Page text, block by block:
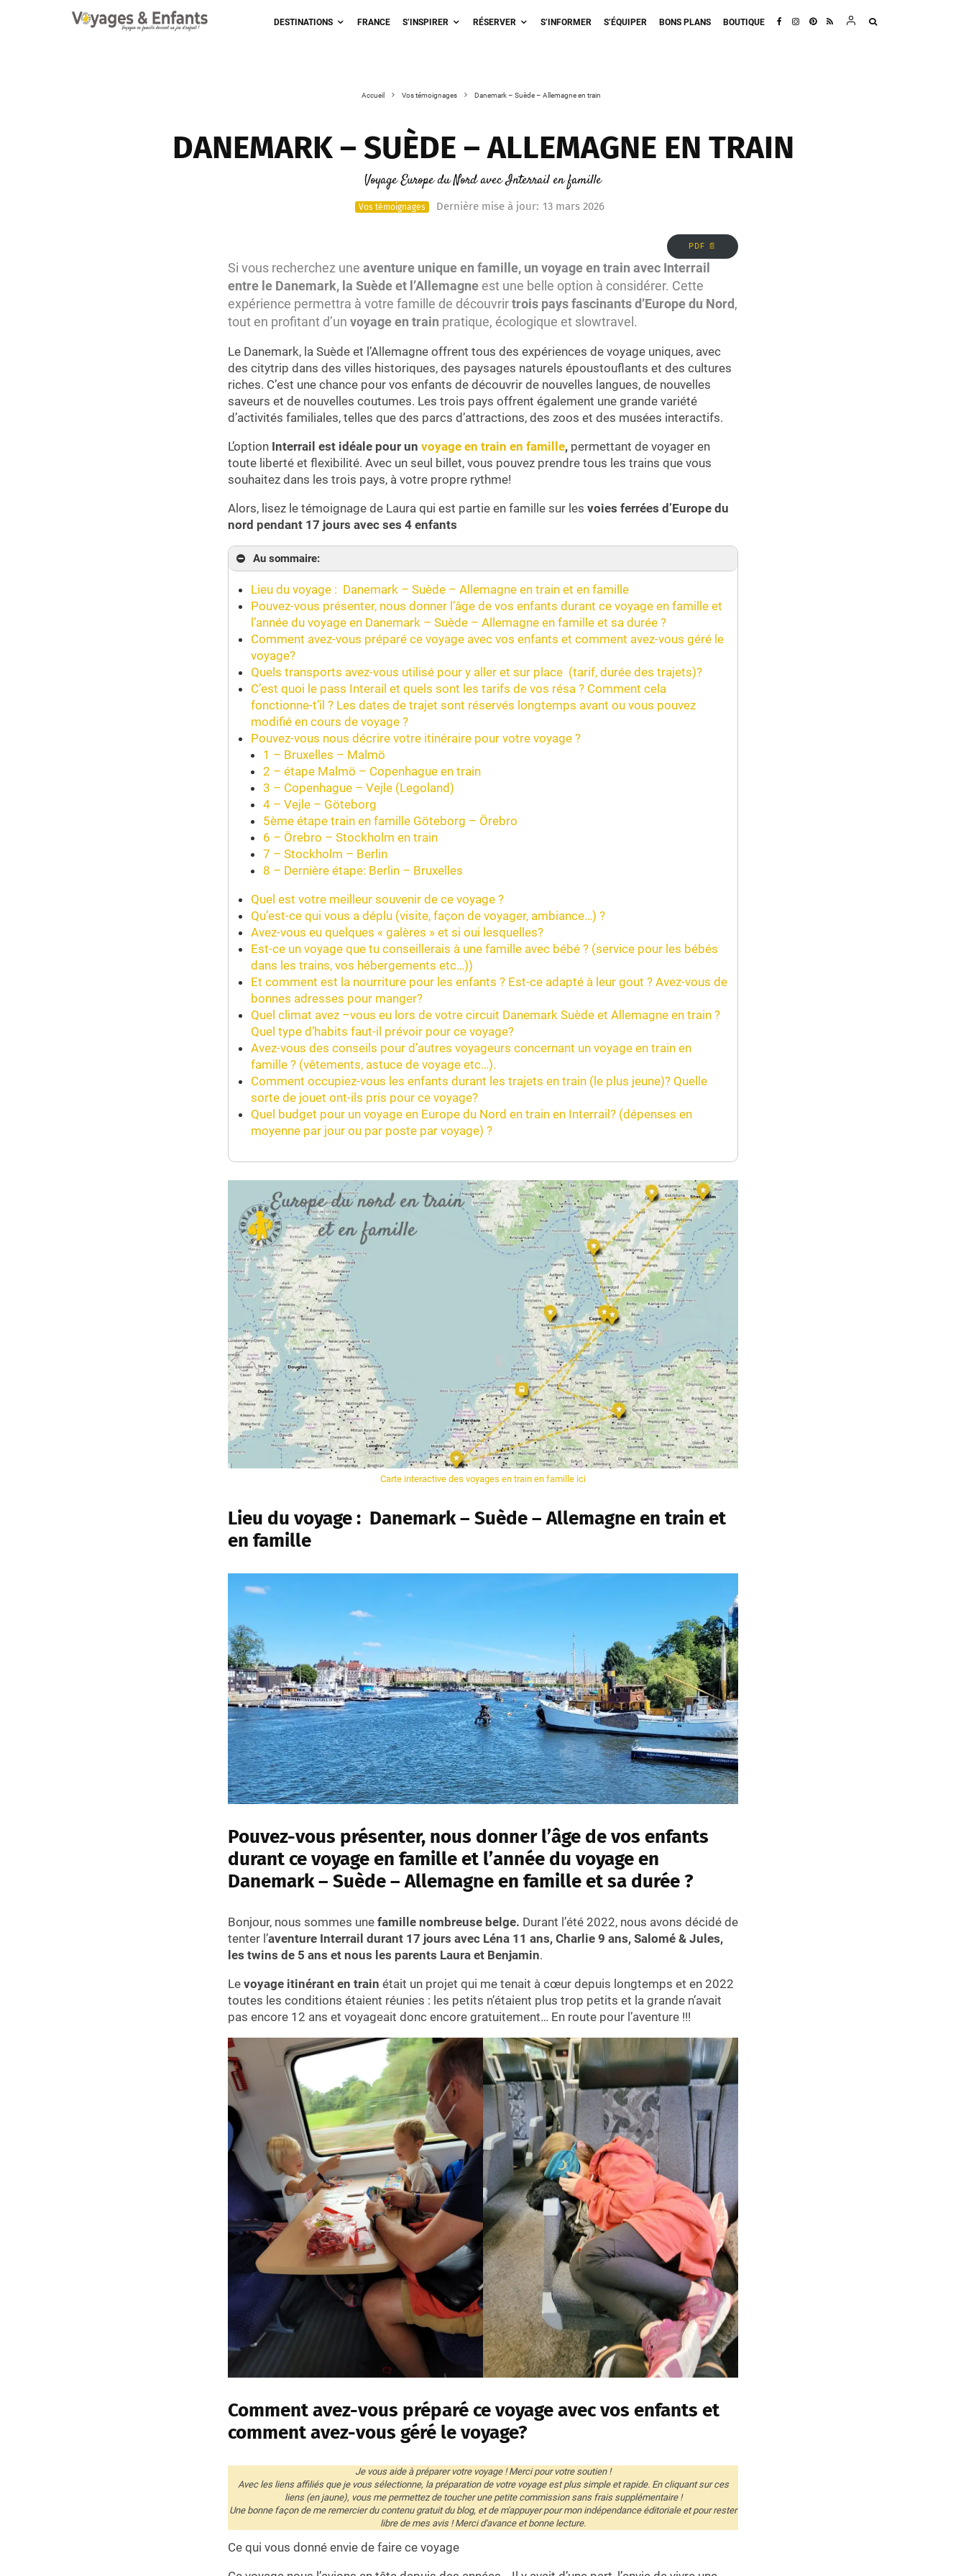
DESTINATIONS FRANCE S’INSPIRER RÉSERVER S’INFORMER S’ÉQUIPER BONS PLANS BOUTIQUE
Accueil Vos témoignages Danemark – Suède – Allemagne en train
DANEMARK – SUÈDE – ALLEMAGNE EN TRAIN
Voyage Europe du Nord avec Interrail en famille
Vos témoignages Dernière mise à jour: 13 mars 2026
PDF 📄
Si vous recherchez une aventure unique en famille, un voyage en train avec Interrail
entre le Danemark, la Suède et l’Allemagne est une belle option à considérer. Cette
expérience permettra à votre famille de découvrirtrois pays fascinants d’Europe du Nord,
tout en profitant d’un voyage en train pratique, écologique et slowtravel.
Le Danemark, la Suède et l’Allemagne offrent tous des expériences de voyage uniques, avec
des citytrip dans des villes historiques, des paysages naturels époustouflants et des cultures
riches. C’est une chance pour vos enfants de découvrir de nouvelles langues, de nouvelles
saveurs et de nouvelles coutumes. Les trois pays offrent également une grande variété
d’activités familiales, telles que des parcs d’attractions, des zoos et des musées interactifs.
L’option Interrail est idéale pour un voyage en train en famille, permettant de voyager en
toute liberté et flexibilité. Avec un seul billet, vous pouvez prendre tous les trains que vous
souhaitez dans les trois pays, à votre propre rythme!
Alors, lisez le témoignage de Laura qui est partie en famille sur les voies ferrées d’Europe du
nord pendant 17 jours avec ses 4 enfants
Au sommaire:
Lieu du voyage : Danemark – Suède – Allemagne en train et en famille
Pouvez-vous présenter, nous donner l’âge de vos enfants durant ce voyage en famille et
l’année du voyage en Danemark – Suède – Allemagne en famille et sa durée ?
Comment avez-vous préparé ce voyage avec vos enfants et comment avez-vous géré le
voyage?
Quels transports avez-vous utilisé pour y aller et sur place (tarif, durée des trajets)?
C’est quoi le pass Interail et quels sont les tarifs de vos résa ? Comment cela
fonctionne-t’il ? Les dates de trajet sont réservés longtemps avant ou vous pouvez
modifié en cours de voyage ?
Pouvez-vous nous décrire votre itinéraire pour votre voyage ?
1 – Bruxelles – Malmö
2 – étape Malmö – Copenhague en train
3 – Copenhague – Vejle (Legoland)
4 – Vejle – Göteborg
5ème étape train en famille Göteborg – Örebro
6 – Örebro – Stockholm en train
7 – Stockholm – Berlin
8 – Dernière étape: Berlin – Bruxelles
Quel est votre meilleur souvenir de ce voyage ?
Qu’est-ce qui vous a déplu (visite, façon de voyager, ambiance…) ?
Avez-vous eu quelques « galères » et si oui lesquelles?
Est-ce un voyage que tu conseillerais à une famille avec bébé ? (service pour les bébés
dans les trains, vos hébergements etc…))
Et comment est la nourriture pour les enfants ? Est-ce adapté à leur gout ? Avez-vous de
bonnes adresses pour manger?
Quel climat avez –vous eu lors de votre circuit Danemark Suède et Allemagne en train ?
Quel type d’habits faut-il prévoir pour ce voyage?
Avez-vous des conseils pour d’autres voyageurs concernant un voyage en train en
famille ? (vêtements, astuce de voyage etc…).
Comment occupiez-vous les enfants durant les trajets en train (le plus jeune)? Quelle
sorte de jouet ont-ils pris pour ce voyage?
Quel budget pour un voyage en Europe du Nord en train en Interrail? (dépenses en
moyenne par jour ou par poste par voyage) ?
Carte interactive des voyages en train en famille ici
Lieu du voyage : Danemark – Suède – Allemagneen train et
en famille
Pouvez-vous présenter, nous donner l’âge de vos enfants
durant ce voyage en famille et l’année du voyage en
Danemark – Suède – Allemagneen famille et sa durée ?
Bonjour, nous sommes une famille nombreuse belge. Durant l’été 2022, nous avons décidé de
tenter l’aventure Interrail durant 17 jours avec Léna 11 ans, Charlie 9 ans, Salomé & Jules,
les twins de 5 ans et nous les parents Laura et Benjamin.
Le voyage itinérant en train était un projet qui me tenait à cœur depuis longtemps et en 2022
toutes les conditions étaient réunies : les petits n’étaient plus trop petits et la grande n’avait
pas encore 12 ans et voyageait donc encore gratuitement… En route pour l’aventure !!!
Comment avez-vous préparé ce voyage avec vos enfants et
comment avez-vous géré le voyage?
Je vous aide à préparer votre voyage ! Merci pour votre soutien !
Avec les liens affiliés que je vous sélectionne, la préparation de votre voyage est plus simple et rapide. En cliquant sur ces
liens (en jaune), vous me permettez de toucher une petite commission sans frais supplémentaire !
Une bonne façon de me remercier du contenu gratuit du blog, et de m'appuyer pour mon indépendance éditoriale et pour rester
libre de mes avis ! Merci d'avance et bonne lecture.
Ce qui vous donné envie de faire ce voyage